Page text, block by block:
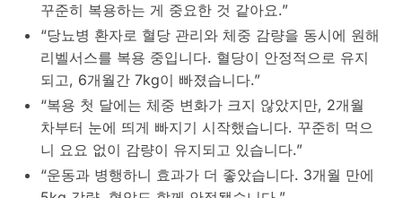
꾸준히 복용하는 게 중요한 것 같아요.”
“당뇨병 환자로 혈당 관리와 체중 감량을 동시에 원해
리벨서스를 복용 중입니다. 혈당이 안정적으로 유지
되고, 6개월간 7kg이 빠졌습니다.”
“복용 첫 달에는 체중 변화가 크지 않았지만, 2개월
차부터 눈에 띄게 빠지기 시작했습니다. 꾸준히 먹으
니 요요 없이 감량이 유지되고 있습니다.”
“운동과 병행하니 효과가 더 좋았습니다. 3개월 만에